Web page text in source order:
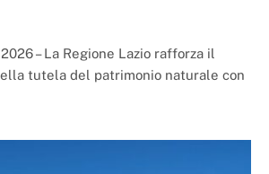
– La Regione Lazio rafforza il
tutela del patrimonio naturale con